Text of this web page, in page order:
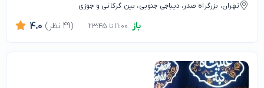
تهران، بزرگراه صدر، دیباجی جنوبی، بین گرکانی و جوزی
باز 4.0 (49 نظر)